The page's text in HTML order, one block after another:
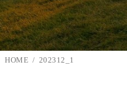
HOME 202312_1